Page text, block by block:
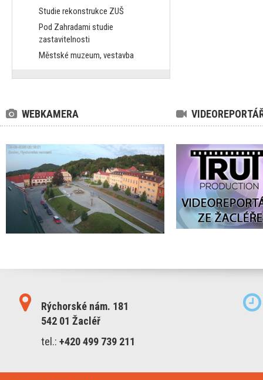
Studie rekonstrukce ZUŠ
Pod Zahradami studie
zastavitelnosti
Městské muzeum, vestavba
WEBKAMERA
Rýchorské nám. 181
542 01 Žacléř
tel.:+420 499 739 211